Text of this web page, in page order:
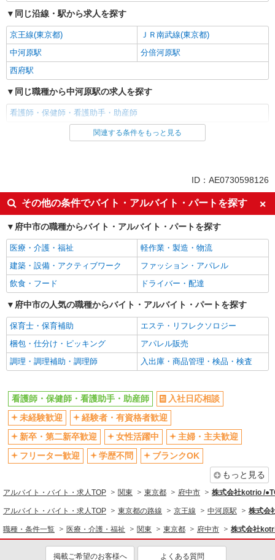
同じ沿線・駅から求人を探す
京王線(東京都)
ＪＲ南武線(東京都)
中河原駅
分倍河原駅
西府駅
同じ職種から中河原駅の求人を探す
看護師・保健師・看護助手・助産師
同じ雇用形態から中河原駅の求人を探す
入社日応相談
未経験歓迎
経験者・有資格者歓迎
新卒・第二新卒歓迎
女性活躍中
主婦・主夫歓迎
フリーター歓迎
学歴不問
ブランクOK
ミドル（40代～）活躍中
エルダー（50代～）活躍中
シニア（60代～）活躍中
高収入・高額
ボーナス・賞与あり
昇給あり
完全週休2日制
フルタイム歓迎
禁煙・分煙
駅直結・駅チカ
車通勤OK
残業少なめ（月20h未満）
交通費支給
社会保険あり
産休・育休取得実績あり
退職金・財形貯蓄制度あり
各種手当（家族・役職・インセン
ティブなど）あり
制服貸与
研修制度あり
同じ職種から求人を探す
看護師・保健師・看護助手・助産師
関連する条件をもっと見る
ID：AE0730598126
その他の条件でバイト・アルバイト・パートを探す
府中市の職種からバイト・アルバイト・パートを探す
医療・介護・福祉
軽作業・製造・物流
建築・設備・アクティブワーク
ファッション・アパレル
飲食・フード
ドライバー・配達
府中市の人気の職種からバイト・アルバイト・パートを探す
保育士・保育補助
エステ・リフレクソロジー
梱包・仕分け・ピッキング
アパレル販売
調理・調理補助・調理師
入出庫・商品管理・検品・検査
看護師・保健師・看護助手・助産師
入社日応相談
未経験歓迎
経験者・有資格者歓迎
新卒・第二新卒歓迎
女性活躍中
主婦・主夫歓迎
フリーター歓迎
学歴不問
ブランクOK
もっと見る
アルバイト・バイト・求人TOP 関東 東京都 府中市 株式会社kotrio /
アルバイト・バイト・求人TOP 東京都の路線 京王線 中河原駅 株式会
職種・条件一覧 医療・介護・福祉 関東 東京都 府中市 株式会社
掲載ご希望のお客様へ よくある質問